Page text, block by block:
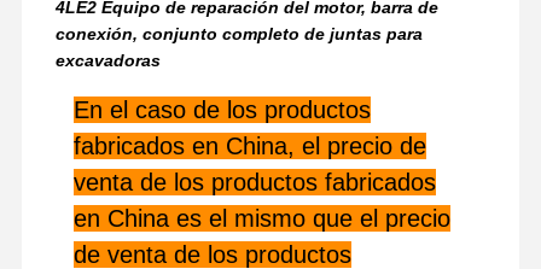
motor diesel
Motor excavador
equipo de la reconstrucción del motor
Bomba de inyección
4LE2 Equipo de reparación del motor, barra de
conexión, conjunto completo de juntas para
excavadoras
En el caso de los productos
fabricados en China, el precio de
venta de los productos fabricados
en China es el mismo que el precio
de venta de los productos